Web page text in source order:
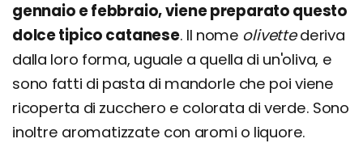
gennaio e febbraio, viene preparato questo
dolce tipico catanese. Il nome olivettederiva
dalla loro forma, uguale a quella di un'oliva, e
sono fatti di pasta di mandorle che poi viene
ricoperta di zucchero e colorata di verde. Sono
inoltre aromatizzate con aromi o liquore.